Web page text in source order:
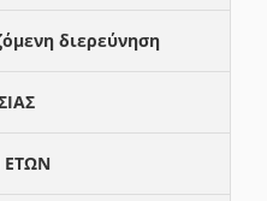
διερεύνηση
ΕΤΩΝ